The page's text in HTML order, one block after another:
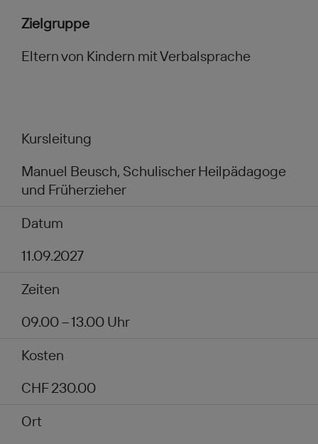
Zielgruppe
Eltern von Kindern mit Verbalsprache
Kursleitung
Manuel Beusch, Schulischer Heilpädagoge
und Früherzieher
Datum
11.09.2027
Zeiten
09.00 – 13.00 Uhr
Kosten
CHF 230.00
Ort